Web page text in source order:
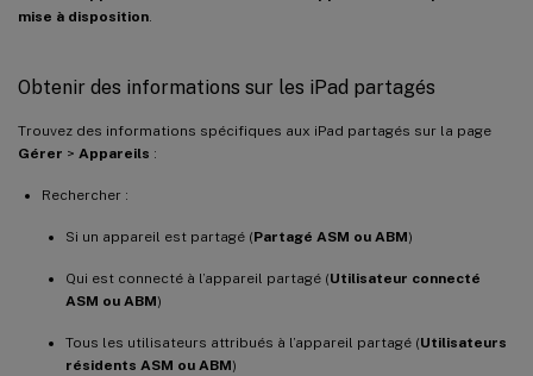
mise à disposition.
Obtenir des informations sur les iPad partagés
Trouvez des informations spécifiques aux iPad partagés sur la page
Gérer > Appareils :
Rechercher :
Si un appareil est partagé (Partagé ASM ou ABM)
Qui est connecté à l’appareil partagé (Utilisateur connecté
ASM ou ABM)
Tous les utilisateurs attribués à l’appareil partagé (Utilisateurs
résidents ASM ou ABM)